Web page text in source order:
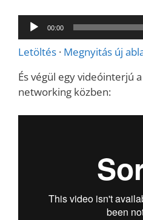
Audió
lejátszó
00:00
Letöltés · Megnyitás új
És végül egy videóinterjú
networking közben: